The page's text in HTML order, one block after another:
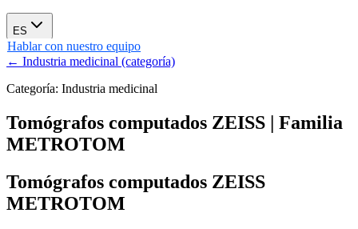
ES
Hablar con nuestro equipo
← Industria medicinal (categoría)
Categoría: Industria medicinal
Tomógrafos computados ZEISS | Familia
METROTOM
Tomógrafos computados ZEISS
METROTOM